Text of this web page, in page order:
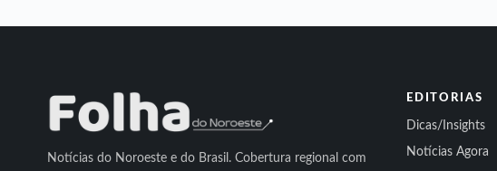
Notícias do Noroeste e do Brasil. Cobertura regional com
EDITORIAS
Dicas/Insights
Notícias Agora